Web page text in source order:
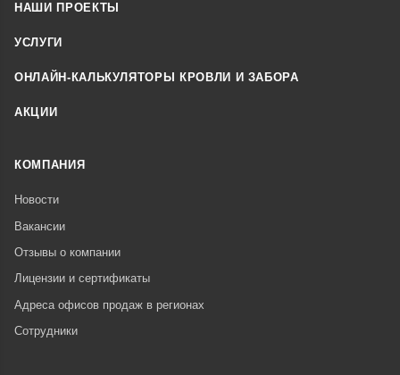
НАШИ ПРОЕКТЫ
УСЛУГИ
ОНЛАЙН-КАЛЬКУЛЯТОРЫ КРОВЛИ И ЗАБОРА
АКЦИИ
КОМПАНИЯ
Новости
Вакансии
Отзывы о компании
Лицензии и сертификаты
Адреса офисов продаж в регионах
Сотрудники